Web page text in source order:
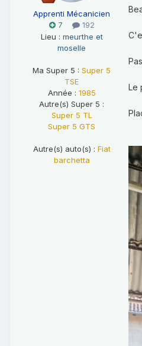
Apprenti Mécanicien
7
192
Lieu : meurthe et
moselle
Ma Super 5 : Super 5
TSE
Année : 1985
Autre(s) Super 5 :
Super 5 TL
Super 5 GTS
Autre(s) auto(s) : Fiat
barchetta
Le